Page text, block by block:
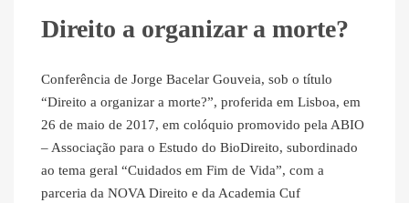
Direito a organizar a morte?
Conferência de Jorge Bacelar Gouveia, sob o título
“Direito a organizar a morte?”, proferida em Lisboa, em
26 de maio de 2017, em colóquio promovido pela ABIO
– Associação para o Estudo do BioDireito, subordinado
ao tema geral “Cuidados em Fim de Vida”, com a
parceria da NOVA Direito e da Academia Cuf